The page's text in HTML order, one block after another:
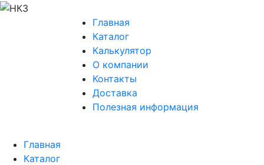
Главная
Каталог
Калькулятор
О компании
Контакты
Доставка
Полезная информация
Главная
Каталог